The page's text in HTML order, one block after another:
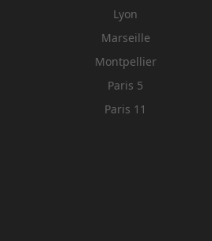
Lyon
Marseille
Montpellier
Paris 5
Paris 11